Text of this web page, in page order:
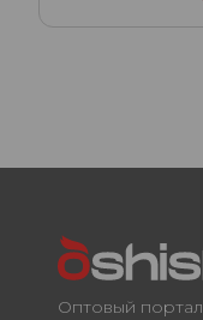
Оптовый портал